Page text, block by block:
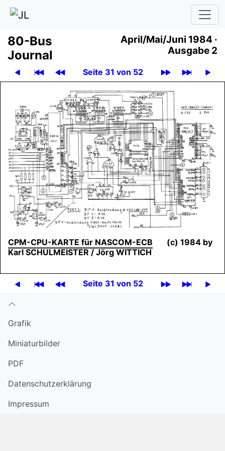
80-Bus
Journal
April/Mai/Juni 1984 ·
Ausgabe 2
Seite 31 von 52
CPM-CPU-KARTE für NASCOM-ECB (c) 1984 by
Karl SCHULMEISTER / Jörg WITTICH
Seite 31 von 52
Grafik
Miniatur­bilder
PDF
Datenschutzerklärung
Impressum